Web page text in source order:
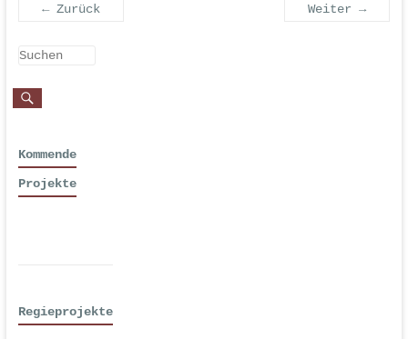
← Zurück Weiter →
Kommende
Projekte
Regieprojekte